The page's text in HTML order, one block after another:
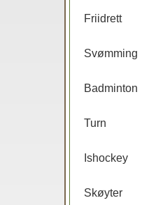
Friidrett
Svømming
Badminton
Turn
Ishockey
Skøyter